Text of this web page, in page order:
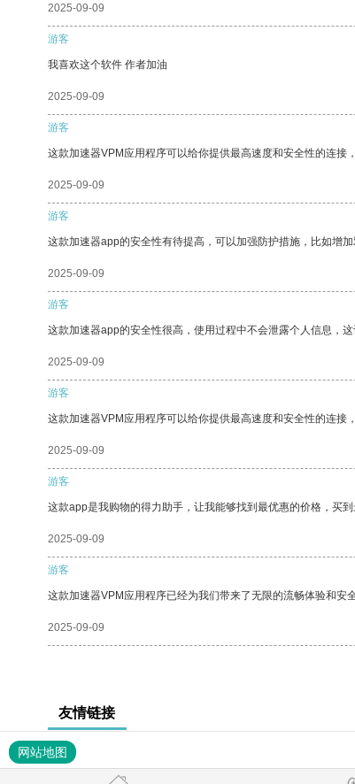
2025-09-09
游客
我喜欢这个软件 作者加油
2025-09-09
游客
这款加速器VPM应用程序可以给你提供最高速度和安全性的连接
2025-09-09
游客
这款加速器app的安全性有待提高，可以加强防护措施，比如增加
2025-09-09
游客
这款加速器app的安全性很高，使用过程中不会泄露个人信息，
2025-09-09
游客
这款加速器VPM应用程序可以给你提供最高速度和安全性的连接
2025-09-09
游客
这款app是我购物的得力助手，让我能够找到最优惠的价格，买到
2025-09-09
游客
这款加速器VPM应用程序已经为我们带来了无限的流畅体验和安全
2025-09-09
友情链接
网站地图